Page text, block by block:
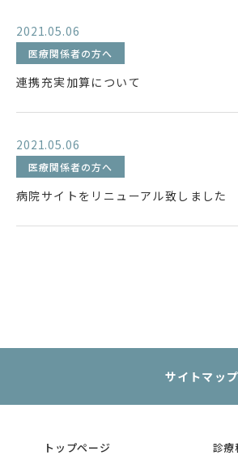
2021.05.06
医療関係者の方へ
連携充実加算について
2021.05.06
医療関係者の方へ
病院サイトをリニューアル致しました
サイトマップ
トップページ
診療